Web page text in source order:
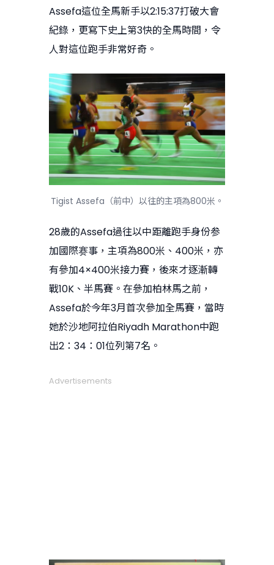
Assefa這位全馬新手以2:15:37打破大會
紀錄，更寫下史上第3快的全馬時間，令
人對這位跑手非常好奇。
Tigist Assefa（前中）以往的主項為800米。
28歲的Assefa過往以中距離跑手身份参
加國際赛事，主項為800米、400米，亦
有參加4×400米接力賽，後來才逐漸轉
戰10K、半馬賽。在參加柏林馬之前，
Assefa於今年3月首次參加全馬賽，當時
她於沙地阿拉伯Riyadh Marathon中跑
出2：34：01位列第7名。
Advertisements